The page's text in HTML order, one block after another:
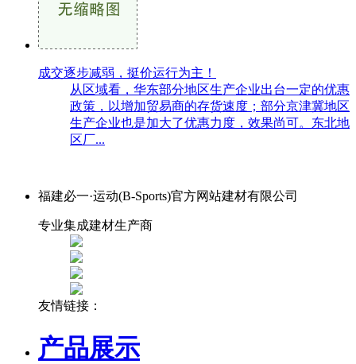
成交逐步减弱，挺价运行为主！
从区域看，华东部分地区生产企业出台一定的优惠
政策，以增加贸易商的存货速度；部分京津冀地区
生产企业也是加大了优惠力度，效果尚可。东北地
区厂...
福建必一·运动(B-Sports)官方网站建材有限公司
专业集成建材生产商
友情链接：
产品展示